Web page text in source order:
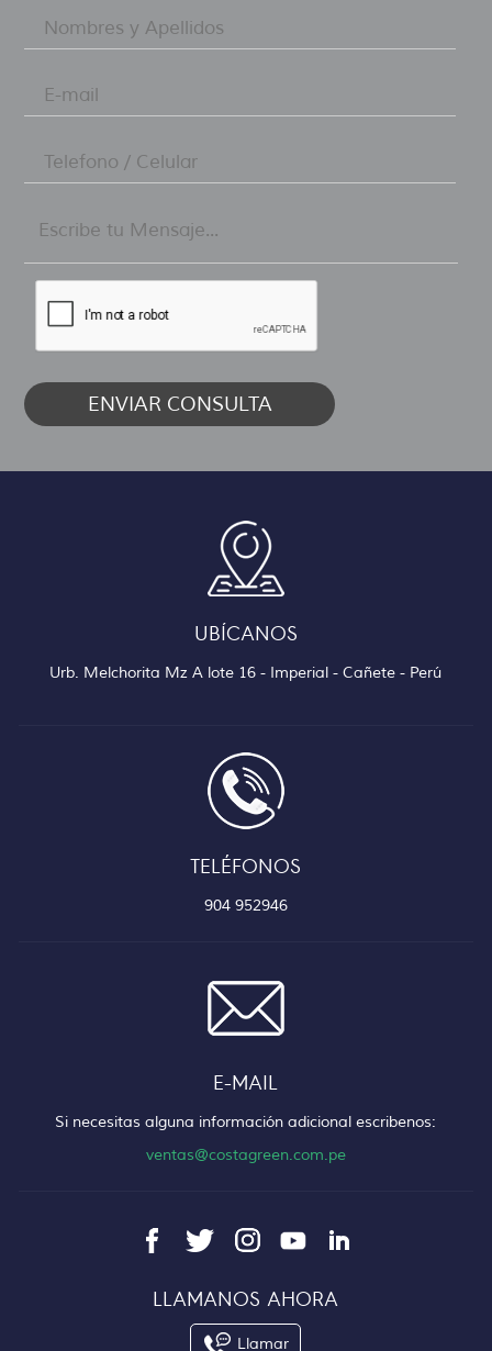
UBÍCANOS
Urb. Melchorita Mz A lote 16 - Imperial - Cañete - Perú
TELÉFONOS
904 952946
E-MAIL
Si necesitas alguna información adicional escribenos:
ventas@costagreen.com.pe
LLAMANOS AHORA
Llamar